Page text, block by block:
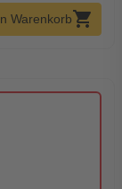
Warenkorbshopping_cart